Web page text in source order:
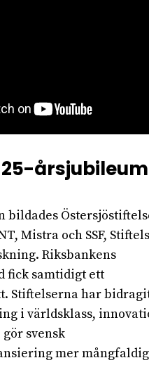
25-
bildades
Mistra och SSF,
Riksbankens
fick samtidigt ett
Stiftelserna har
i världsklass,
svensk
mer